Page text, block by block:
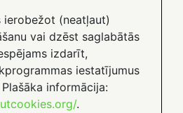
(neatļaut)
vai dzēst saglabātās
izdarīt,
iestatījumus
informācija:
.